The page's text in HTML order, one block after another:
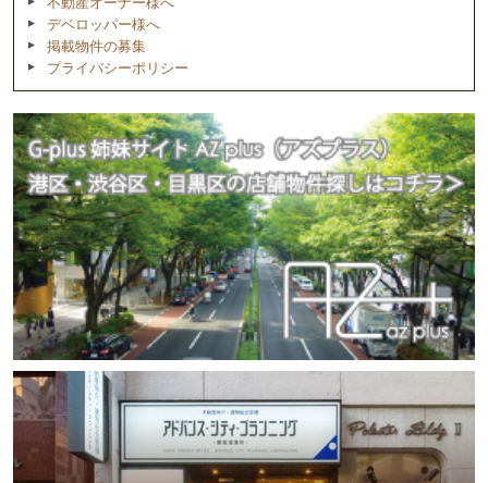
デベロッパー様へ
掲載物件の募集
プライバシーポリシー